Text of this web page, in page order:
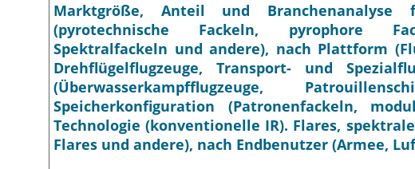
Marktgröße, Anteil und Branchenanalyse
(pyrotechnische Fackeln, pyrophore
Spektralfackeln und andere), nach Plattform
Drehflügelflugzeuge, Transport- und
(Überwasserkampfflugzeuge,
Speicherkonfiguration (Patronenfackeln,
Technologie (konventionelle IR). Flares,
Flares und andere), nach Endbenutzer (Armee,